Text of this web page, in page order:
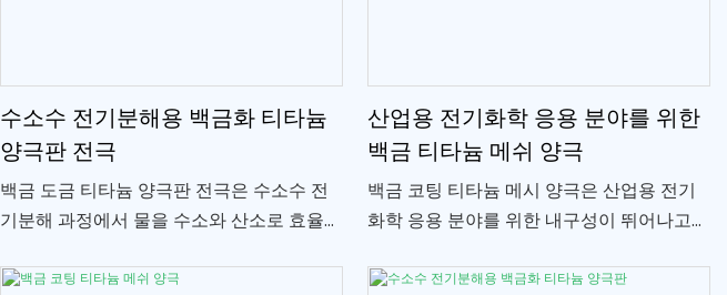
수소수 전기분해용 백금화 티타늄
양극판 전극
백금 도금 티타늄 양극판 전극은 수소수 전
기분해 과정에서 물을 수소와 산소로 효율적
산업용 전기화학 응용 분야를 위한
백금 티타늄 메쉬 양극
백금 코팅 티타늄 메시 양극은 산업용 전기
화학 응용 분야를 위한 내구성이 뛰어나고
는 뛰어난 내식성을 제공하고 백금 코팅은